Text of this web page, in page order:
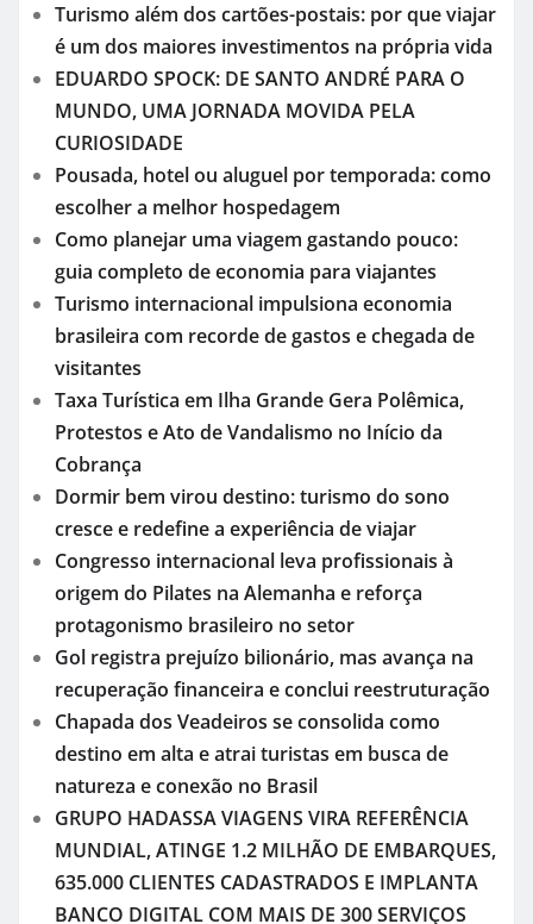
Turismo além dos cartões-postais: por que viajar
é um dos maiores investimentos na própria vida
EDUARDO SPOCK: DE SANTO ANDRÉ PARA O
MUNDO, UMA JORNADA MOVIDA PELA
CURIOSIDADE
Pousada, hotel ou aluguel por temporada: como
escolher a melhor hospedagem
Como planejar uma viagem gastando pouco:
guia completo de economia para viajantes
Turismo internacional impulsiona economia
brasileira com recorde de gastos e chegada de
visitantes
Taxa Turística em Ilha Grande Gera Polêmica,
Protestos e Ato de Vandalismo no Início da
Cobrança
Dormir bem virou destino: turismo do sono
cresce e redefine a experiência de viajar
Congresso internacional leva profissionais à
origem do Pilates na Alemanha e reforça
protagonismo brasileiro no setor
Gol registra prejuízo bilionário, mas avança na
recuperação financeira e conclui reestruturação
Chapada dos Veadeiros se consolida como
destino em alta e atrai turistas em busca de
natureza e conexão no Brasil
GRUPO HADASSA VIAGENS VIRA REFERÊNCIA
MUNDIAL, ATINGE 1.2 MILHÃO DE EMBARQUES,
635.000 CLIENTES CADASTRADOS E IMPLANTA
BANCO DIGITAL COM MAIS DE 300 SERVIÇOS